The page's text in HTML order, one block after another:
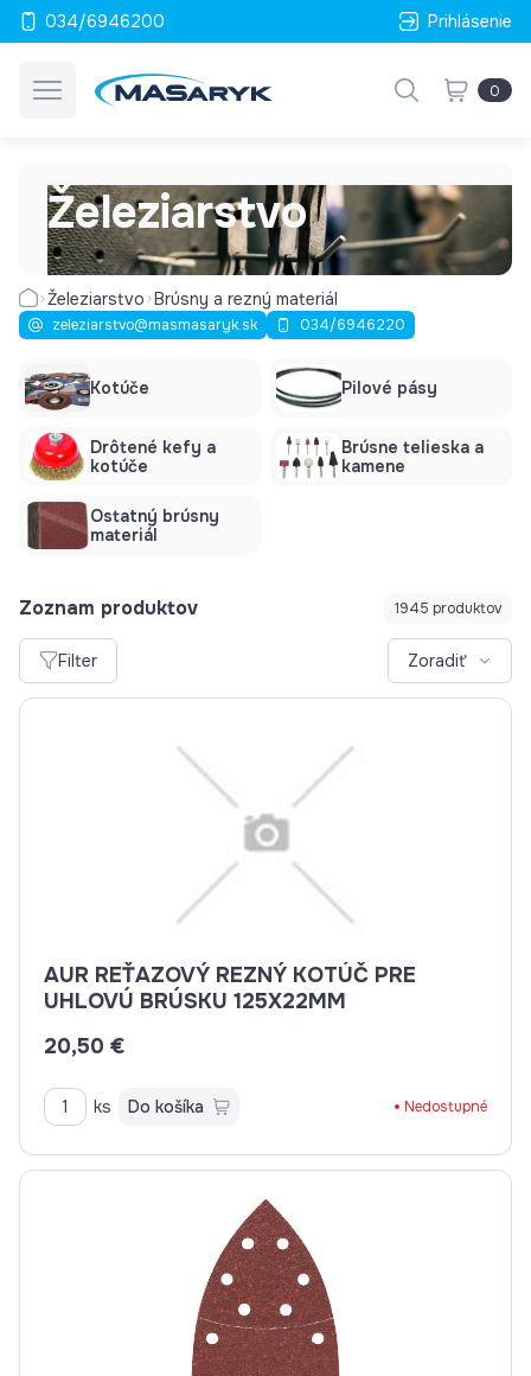
034/6946200 Prihlásenie
0
Železiarstvo
Železiarstvo Brúsny a rezný materiál
zeleziarstvo@masmasaryk.sk 034/6946220
Kotúče Pilové pásy
Drôtené kefy a
kotúče
Brúsne telieska a
kamene
Ostatný brúsny
materiál
Zoznam produktov 1945 produktov
Filter Zoradiť
AUR REŤAZOVÝ REZNÝ KOTÚČ PRE
UHLOVÚ BRÚSKU 125X22MM
20,50 €
ks Do košíka Nedostupné